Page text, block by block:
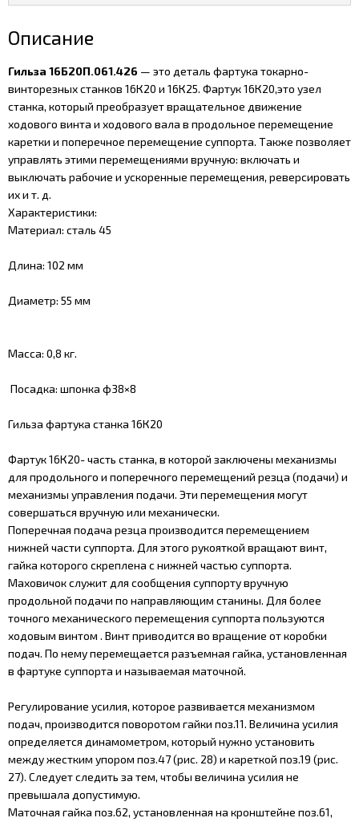
Описание
Гильза 16Б20П.061.426 — это деталь фартука токарно-
винторезных станков 16К20 и 16К25. Фартук 16К20,это узел
станка, который преобразует вращательное движение
ходового винта и ходового вала в продольное перемещение
каретки и поперечное перемещение суппорта. Также позволяет
управлять этими перемещениями вручную: включать и
выключать рабочие и ускоренные перемещения, реверсировать
их и т. д.
Характеристики:
Материал: сталь 45
Длина: 102 мм
Диаметр: 55 мм
Масса: 0,8 кг.
Посадка: шпонка ф38×8
Гильза фартука станка 16К20
Фартук 16К20- часть станка, в которой заключены механизмы
для продольного и поперечного перемещений резца (подачи) и
механизмы управления подачи. Эти перемещения могут
совершаться вручную или механически.
Поперечная подача резца производится перемещением
нижней части суппорта. Для этого рукояткой вращают винт,
гайка которого скреплена с нижней частью суппорта.
Маховичок служит для сообщения суппорту вручную
продольной подачи по направляющим станины. Для более
точного механического перемещения суппорта пользуются
ходовым винтом . Винт приводится во вращение от коробки
подач. По нему перемещается разъемная гайка, установленная
в фартуке суппорта и называемая маточной.
Регулирование усилия, которое развивается механизмом
подач, производится поворотом гайки поз.11. Величина усилия
определяется динамометром, который нужно установить
между жестким упором поз.47 (рис. 28) и кареткой поз.19 (рис.
27). Следует следить за тем, чтобы величина усилия не
превышала допустимую.
Маточная гайка поз.62, установленная на кронштейне поз.61,